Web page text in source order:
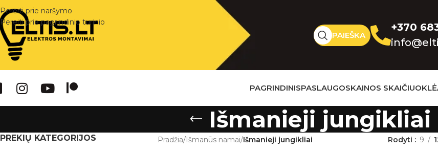
Pereiti prie naršymo
Pereiti prie pagrindinio turinio
PAIEŠKA
+370
PAGRINDINISPASLAUGOSKAINOS SKAIČIUOKLĖ
Išmanieji jungikliai
PREKIŲ KATEGORIJOS Pradžia/Išmanūs namai/Išmanieji jungikliai Rodyti 9